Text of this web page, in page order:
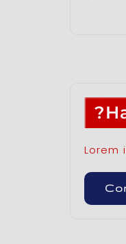
Lorem